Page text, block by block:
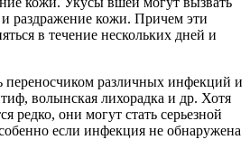
раздражение кожи. Причем эти
в течение нескольких дней и
различных инфекций и
волынская лихорадка и др. Хотя
редко, они могут стать серьезной
если инфекция не обнаружена